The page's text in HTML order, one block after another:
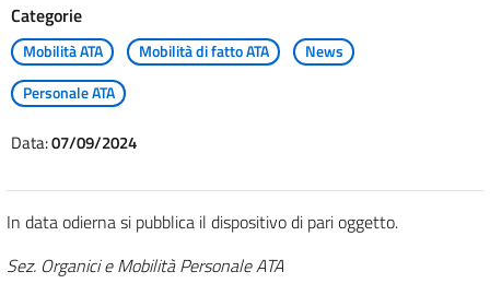
Categorie
Mobilità ATA Mobilità di fatto ATA
News
Personale ATA
Data:07/09/2024
In data odierna si pubblica il dispositivo di pari oggetto.
Sez. Organici e Mobilità Personale ATA